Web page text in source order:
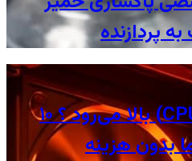
پردازنده
چرا دمای سی‌پی‌یو (CPU) بالا می‌رود ؟ ۱۰
بدون هزینه